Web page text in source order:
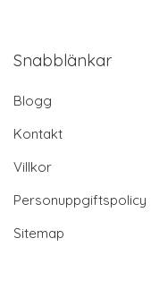
Snabblänkar
Blogg
Kontakt
Villkor
Personuppgiftspolicy
Sitemap